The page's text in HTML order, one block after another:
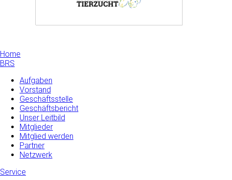
Home
BRS
Aufgaben
Vorstand
Geschäftsstelle
Geschäftsbericht
Unser Leitbild
Mitglieder
Mitglied werden
Partner
Netzwerk
Service